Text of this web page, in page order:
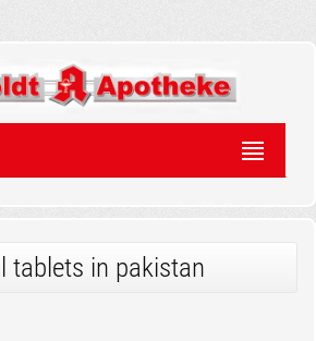
tablets in pakistan